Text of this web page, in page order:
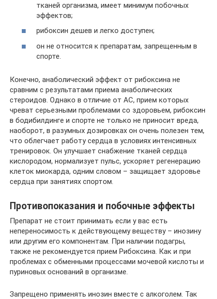
тканей организма, имеет минимум побочных
эффектов;
рибоксин дешев и легко доступен;
он не относится к препаратам, запрещенным в
спорте.
Конечно, анаболический эффект от рибоксина не
сравним с результатами приема анаболических
стероидов. Однако в отличие от АС, прием которых
чреват серьезными проблемами со здоровьем, рибоксин
в бодибилдинге и спорте не только не приносит вреда,
наоборот, в разумных дозировках он очень полезен тем,
что облегчает работу сердца в условиях интенсивных
тренировок. Он улучшает снабжение тканей сердца
кислородом, нормализует пульс, ускоряет регенерацию
клеток миокарда, одним словом – защищает здоровье
сердца при занятиях спортом.
Противопоказания и побочные эффекты
Препарат не стоит принимать если у вас есть
непереносимость к действующему веществу – инозину
или другим его компонентам. При наличии подагры,
также не рекомендуется прием Рибоксина. Как и при
проблемах с обменными процессами мочевой кислоты и
пуриновых оснований в организме.
Запрещено применять инозин вместе с алкоголем. Так